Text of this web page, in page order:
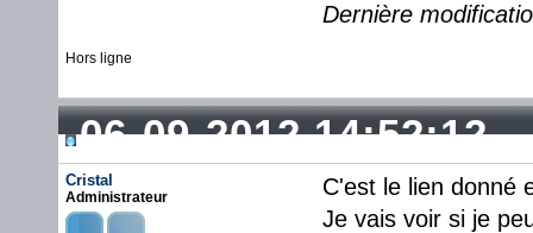
Dernière
Hors ligne
06-09-2012 14:52:12
Cristal
Administrateur
C'est le lien donné
Je vais voir si je